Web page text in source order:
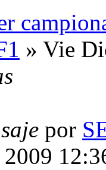
» Vie
por